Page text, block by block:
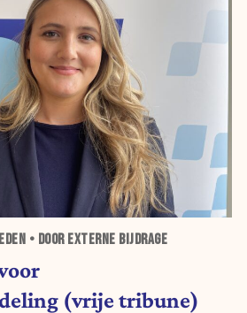
• DOOR EXTERNE BIJDRAGE
(vrije tribune)